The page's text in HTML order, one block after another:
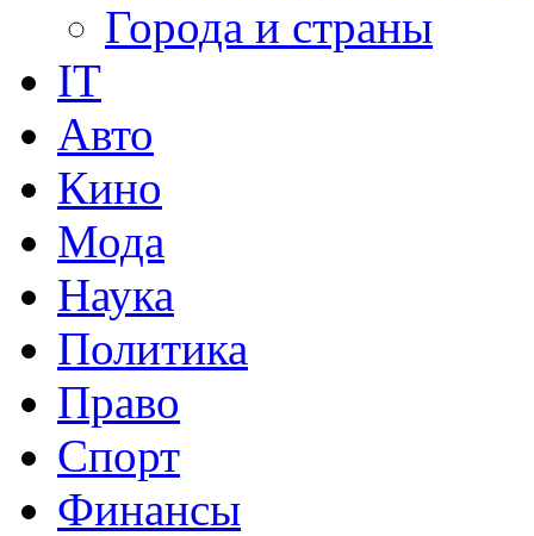
Города и страны
IT
Авто
Кино
Мода
Наука
Политика
Право
Спорт
Финансы